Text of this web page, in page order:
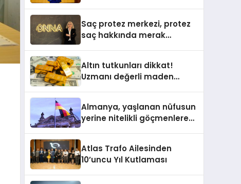
Saç protez merkezi, protez
saç hakkında merak
Altın tutkunları dikkat!
Uzmanı değerli maden
Almanya, yaşlanan nüfusun
yerine nitelikli göçmenlere
Atlas Trafo Ailesinden
10’uncu Yıl Kutlaması